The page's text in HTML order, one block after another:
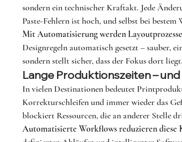
sondern ein technischer Kraftakt. Jede
Paste-Fehlern ist hoch, und selbst bei
Mit Automatisierung werden
Designregeln automatisch gesetzt –
sondern stellt sicher, dass der Fokus dort
Lange Produktionszeiten –
In vielen Destinationen bedeutet
Korrekturschleifen und immer wieder das
blockiert Ressourcen, die an anderer Stelle
Automatisierte Workflows reduzieren diese